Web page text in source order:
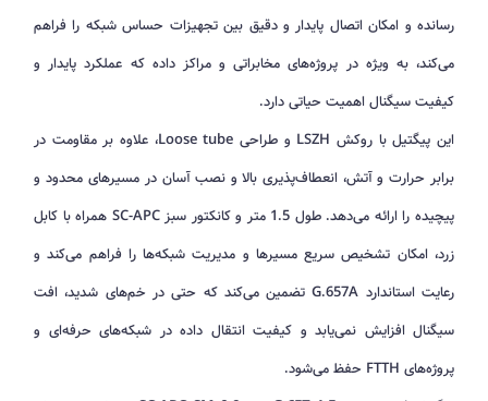
رسانده و امکان اتصال پایدار و دقیق بین تجهیزات حساس شبکه را فراهم
می‌کند، به ویژه در پروژه‌های مخابراتی و مراکز داده که عملکرد پایدار و
کیفیت سیگنال اهمیت حیاتی دارد.
این پیگتیل با روکش LSZH و طراحی Loose tube، علاوه بر مقاومت در
برابر حرارت و آتش، انعطاف‌پذیری بالا و نصب آسان در مسیرهای محدود و
پیچیده را ارائه می‌دهد. طول 1.5 متر و کانکتور سبز SC-APC همراه با کابل
زرد، امکان تشخیص سریع مسیرها و مدیریت شبکه‌ها را فراهم می‌کند و
رعایت استاندارد G.657A تضمین می‌کند که حتی در خم‌های شدید، افت
سیگنال افزایش نمی‌یابد و کیفیت انتقال داده در شبکه‌های حرفه‌ای و
پروژه‌های FTTH حفظ می‌شود.